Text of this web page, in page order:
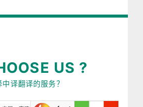
US ?
译翻译的服务？